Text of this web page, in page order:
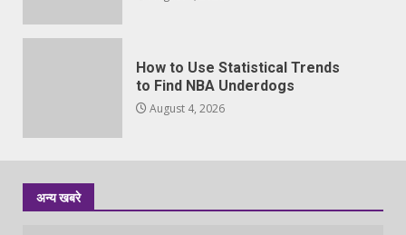
How to Use Statistical Trends
to Find NBA Underdogs
August 4, 2026
अन्य खबरे